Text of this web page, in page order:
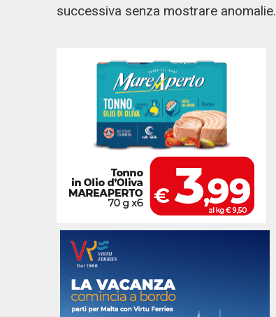
successiva senza mostrare anomalie.